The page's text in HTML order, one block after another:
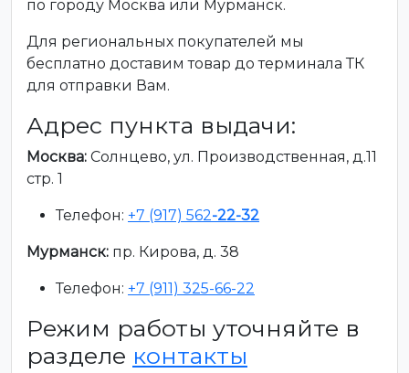
по городу Москва или Мурманск.
Для региональных покупателей мы
бесплатно доставим товар до терминала ТК
для отправки Вам.
Адрес пункта выдачи:
Москва: Солнцево, ул. Производственная, д.11
стр. 1
Телефон: +7 (917) 562-22-32
Мурманск: пр. Кирова, д. 38
Телефон: +7 (911) 325-66-22
Режим работы уточняйте в
разделе контакты